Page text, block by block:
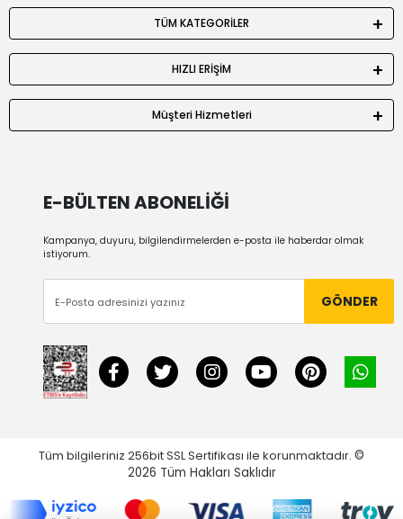
TÜM KATEGORİLER
HIZLI ERİŞİM
Müşteri Hizmetleri
E-BÜLTEN ABONELİĞİ
Kampanya, duyuru, bilgilendirmelerden e-posta ile haberdar olmak
istiyorum.
GÖNDER
Tüm bilgileriniz 256bit SSL Sertifikası ile korunmaktadır. ©
2026 Tüm Hakları Saklıdır